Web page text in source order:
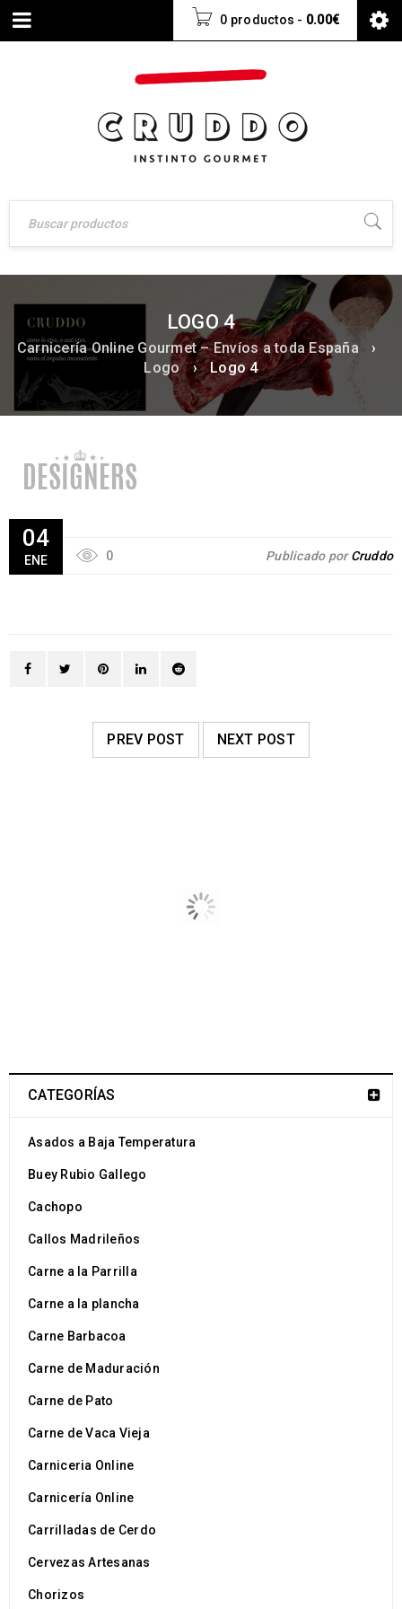
0 productos - 0.00€
LOGO 4
Carnicería Online Gourmet – Envíos a toda España
›
Logo
› Logo 4
04
ENE 0 Publicado porCruddo
PREV POST NEXT POST
Logo strong 5
28
28
28
CATEGORÍAS
Asados a Baja Temperatura
Buey Rubio Gallego
Cachopo
Callos Madrileños
Carne a la Parrilla
Carne a la plancha
Carne Barbacoa
Carne de Maduración
Carne de Pato
Carne de Vaca Vieja
Carniceria Online
Carnicería Online
Carrilladas de Cerdo
Cervezas Artesanas
Chorizos